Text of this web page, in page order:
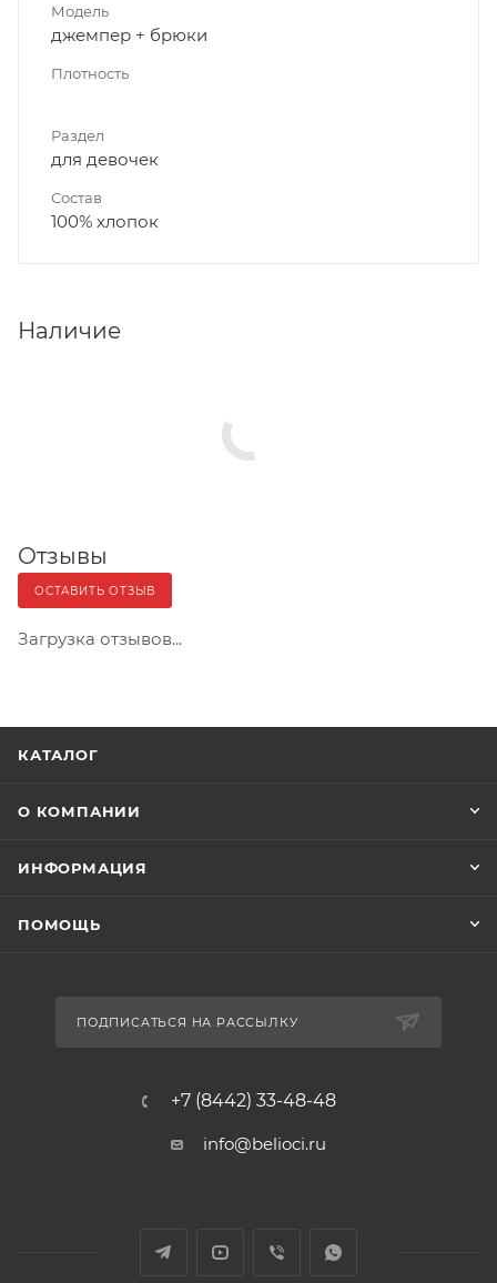
Модель
джемпер + брюки
Плотность
Раздел
для девочек
Состав
100% хлопок
Наличие
Отзывы
ОСТАВИТЬ ОТЗЫВ
Загрузка отзывов...
КАТАЛОГ
О КОМПАНИИ
ИНФОРМАЦИЯ
ПОМОЩЬ
ПОДПИСАТЬСЯ НА РАССЫЛКУ
+7 (8442) 33-48-48
info@belioci.ru